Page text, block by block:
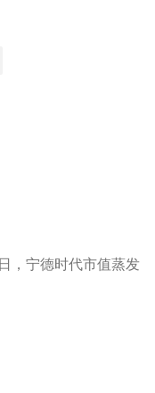
，宁德时代市值蒸发